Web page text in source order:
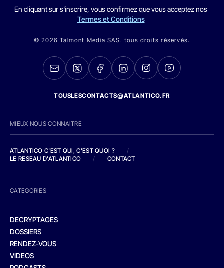
En cliquant sur s'inscrire, vous confirmez que vous acceptez nos
Termes et Conditions
© 2026 Talmont Media SAS. tous droits réservés.
TOUSLESCONTACTS@ATLANTICO.FR
MIEUX NOUS CONNAITRE
ATLANTICO C'EST QUI, C'EST QUOI ?
/
LE RESEAU D'ATLANTICO
/ CONTACT
CATEGORIES
DECRYPTAGES
DOSSIERS
RENDEZ-VOUS
VIDEOS